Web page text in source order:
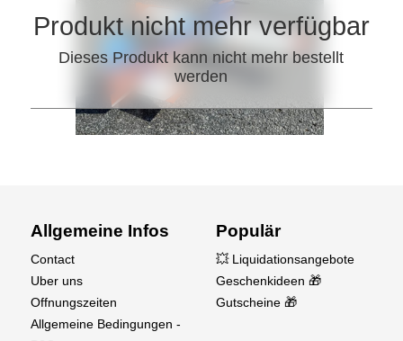
Produkt nicht mehr verfügbar
Dieses Produkt kann nicht mehr bestellt
werden
Allgemeine Infos
Contact
Uber uns
Offnungszeiten
Allgemeine Bedingungen -
Populär
💥 Liquidationsangebote
Geschenkideen 🎁
Gutscheine 🎁